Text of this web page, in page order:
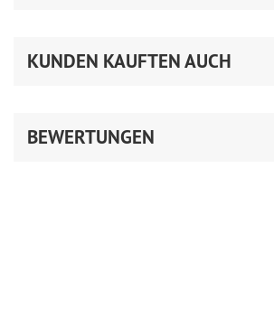
KUNDEN KAUFTEN AUCH
BEWERTUNGEN